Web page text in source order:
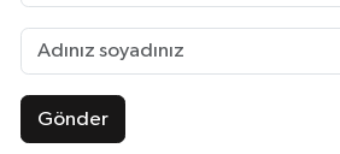
Gönder